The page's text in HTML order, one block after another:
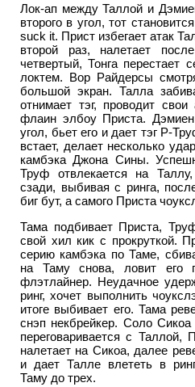
Лок-ап между Таллой и
второго в угол, тот
suck it. Прист избегает атак
второй раз, налетает
четвертый, Тонга перестает
локтем. Вор Райдерсы
большой экран. Талла
отнимает тэг, проводит
флаин элбоу Приста.
угол, бьет его и дает тэг Р-
встает, делает несколько
камбэка Джона Сины.
Труф отвлекается на
сзади, выбивая с ринга,
биг бут, а самого Приста
Тама подбивает Приста,
свой хил кик с прокруткой.
серию камбэка по Таме,
на Таму снова, ловит его
флэтлайнер. Неудачное
ринг, хочет выполнить
итоге выбивает его. Тама
снэп некбрейкер. Соло Сикоа
переговаривается с Таллой,
налетает на Сикоа, далее
и дает Талле влететь в
Таму до трех.